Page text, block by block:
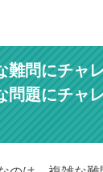
難問にチャ
問題にチャ